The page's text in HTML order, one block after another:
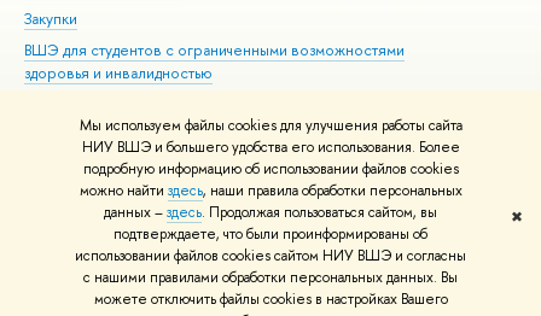
Мы используем файлы cookies для улучшения работы сайта
НИУ ВШЭ и большего удобства его использования. Более
подробную информацию об использовании файлов cookies
можно найти здесь, наши правила обработки персональных
данных –здесь. Продолжая пользоваться сайтом, вы
подтверждаете, что были проинформированы об
использовании файлов cookies сайтом НИУ ВШЭ и согласны
с нашими правилами обработки персональных данных. Вы
можете отключить файлы cookies в настройках Вашего
✖
Закупки
ВШЭ для студентов с ограниченными возможностями
здоровья и инвалидностью
Единая платежная страница
© НИУ ВШЭ 1993–2026 Адреса и контакты Условия использования
материалов Политика конфиденциальности Карта сайта
Шрифты HSE Sans и HSE Slab разработаны вШколе дизайна НИУ ВШЭ